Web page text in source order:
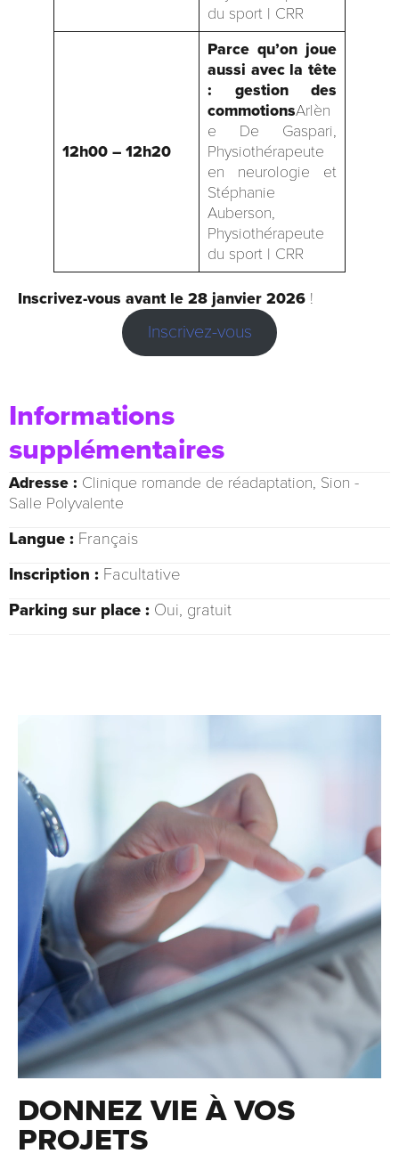
du sport | CRR
12h00 – 12h20
Parce qu’on joue
aussi avec la tête
: gestion des
commotionsArlèn
e De Gaspari,
Physiothérapeute
en neurologie et
Stéphanie
Auberson,
Physiothérapeute
du sport | CRR
Inscrivez-vous avant le 28 janvier 2026 !
Inscrivez-vous
Informations
supplémentaires
Adresse : Clinique romande de réadaptation, Sion -
Salle Polyvalente
Langue : Français
Inscription : Facultative
Parking sur place : Oui, gratuit
DONNEZ VIE À VOS
PROJETS